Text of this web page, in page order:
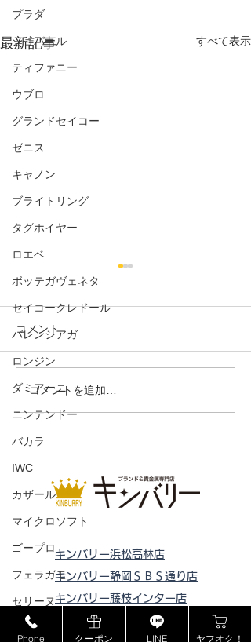
プラダ
ショパール
ティファニー
ウブロ
グランドセイコー
ゼニス
キャノン
ブライトリング
タグホイヤー
ロエベ
ボッテガヴェネタ
セイコークレドール
バレンシアガ
ロンジン
ダミアーニ
ニンテンドー
バカラ
IWC
カザール
マイクロソフト
ゴープロ
フェラガモ
セリーヌ
ラドー
最新記事 すべて表示
コメント
コメントを追加…
キンバリー浜松高林店
キンバリー静岡ＳＢＳ通り店
キンバリー藤枝インター店
ピックアップ浜松西伊場店
Phone クーポン LINE ヤフオク！